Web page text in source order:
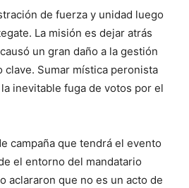
de fuerza y unidad luego
La misión es dejar atrás
un gran daño a la gestión
Sumar mística peronista
inevitable fuga de votos por el
campaña que tendrá el evento
el entorno del mandatario
aclararon que no es un acto de